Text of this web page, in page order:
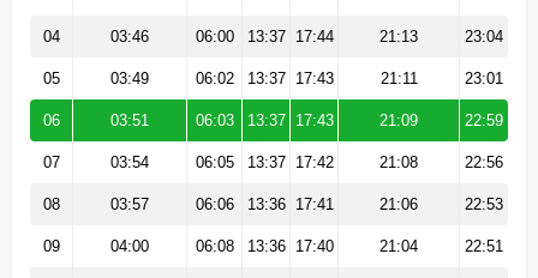
04 03:46 06:00 13:37 17:44 21:13 23:04
05 03:49 06:02 13:37 17:43 21:11 23:01
06 03:51 06:03 13:37 17:43 21:09 22:59
07 03:54 06:05 13:37 17:42 21:08 22:56
08 03:57 06:06 13:36 17:41 21:06 22:53
09 04:00 06:08 13:36 17:40 21:04 22:51